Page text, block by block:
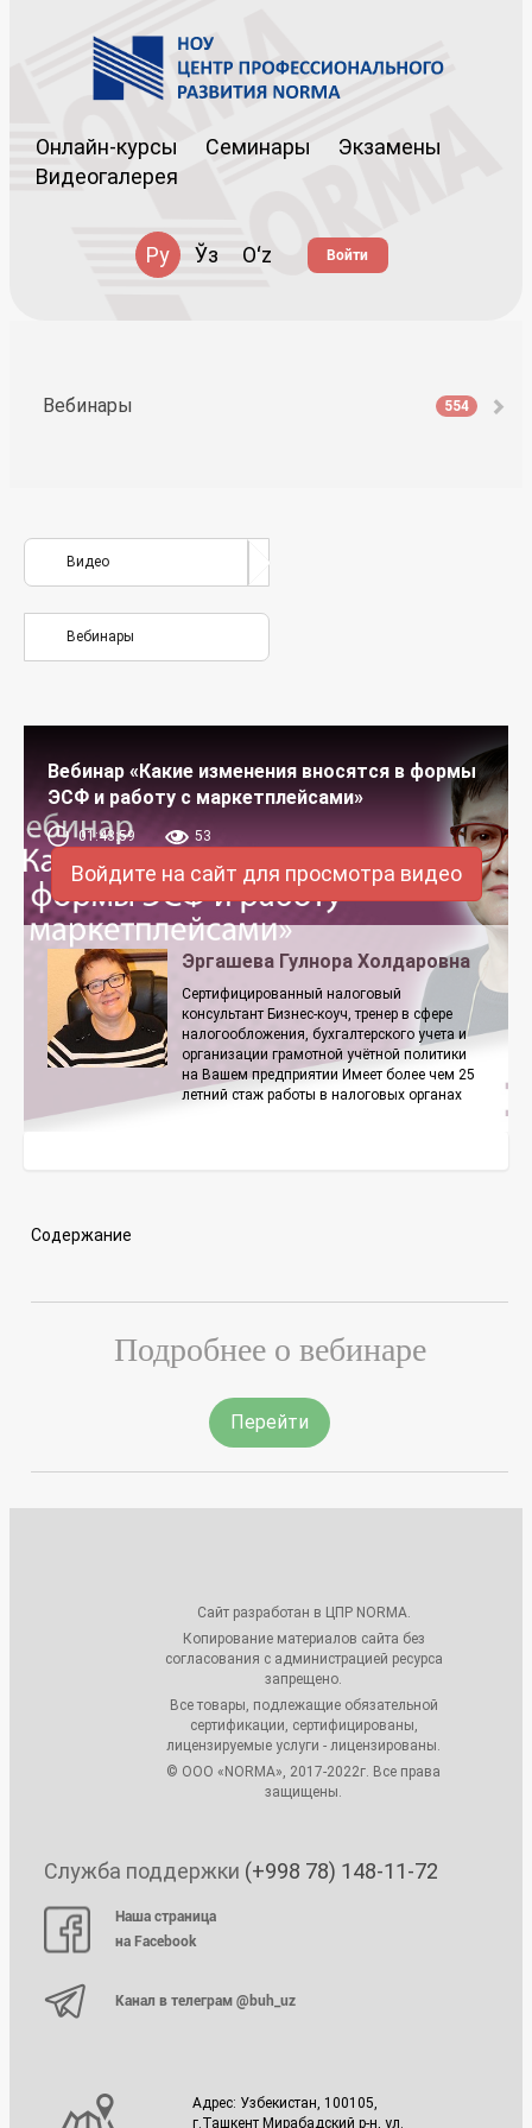
Онлайн-курсы Семинары
Экзамены
Видеогалерея
Ру Ўз Oʻz Войти
Вебинары 554
Видео
Вебинары
Вебинар «Какие изменения вносятся в формы
ЭСФ и работу с маркетплейсами»
01:43:59 53
Войдите на сайт для просмотра видео
Эргашева Гулнора Холдаровна
Сертифицированный налоговый
консультант Бизнес-коуч, тренер в сфере
налогообложения, бухгалтерского учета и
организации грамотной учётной политики
на Вашем предприятии Имеет более чем 25
летний стаж работы в налоговых органах
Содержание
Подробнее о вебинаре
Перейти
Сайт разработан в ЦПР NORMA.
Копирование материалов сайта без
согласования с администрацией ресурса
запрещено.
Все товары, подлежащие обязательной
сертификации, сертифицированы,
лицензируемые услуги - лицензированы.
© ООО «NORMA», 2017-2022г. Все права
защищены.
Служба поддержки (+998 78) 148-11-72
Наша страница
на Facebook
Канал в телеграм @buh_uz
Адрес: Узбекистан, 100105,
г.Ташкент Мирабадский р-н, ул.